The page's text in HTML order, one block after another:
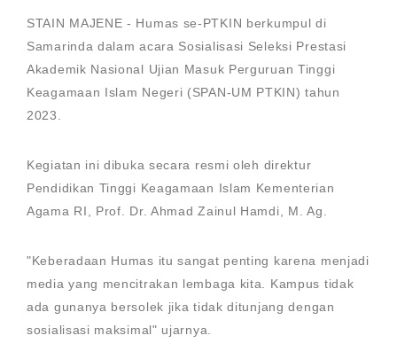
STAIN MAJENE - Humas se-PTKIN berkumpul di
Samarinda dalam acara Sosialisasi Seleksi Prestasi
Akademik Nasional Ujian Masuk Perguruan Tinggi
Keagamaan Islam Negeri (SPAN-UM PTKIN) tahun
2023.
Kegiatan ini dibuka secara resmi oleh direktur
Pendidikan Tinggi Keagamaan Islam Kementerian
Agama RI, Prof. Dr. Ahmad Zainul Hamdi, M. Ag.
"Keberadaan Humas itu sangat penting karena menjadi
media yang mencitrakan lembaga kita. Kampus tidak
ada gunanya bersolek jika tidak ditunjang dengan
sosialisasi maksimal" ujarnya.